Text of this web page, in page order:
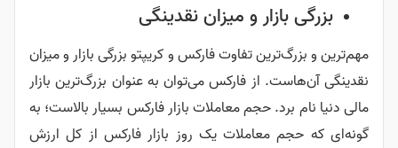
بزرگی بازار و میزان نقدینگی
مهم‌ترین و بزرگ‌ترین تفاوت فارکس و کریپتو بزرگی بازار و میزان
نقدینگی آن‌هاست. از فارکس می‌توان به عنوان بزرگ‌ترین بازار
مالی دنیا نام برد. حجم معاملات بازار فارکس بسیار بالاست؛ به
گونه‌ای که حجم معاملات یک روز بازار فارکس از کل ارزش